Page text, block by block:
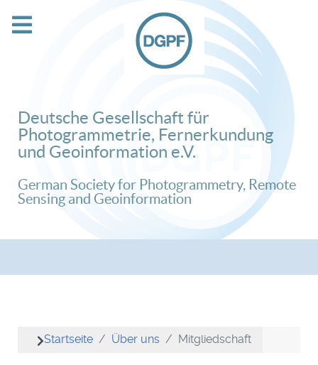
Deutsche Gesellschaft für
Photogrammetrie, Fernerkundung
und Geoinformation e.V.
German Society for Photogrammetry, Remote
Sensing and Geoinformation
Startseite Über uns Mitgliedschaft